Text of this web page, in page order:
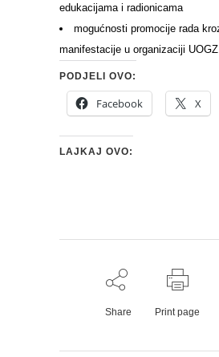
edukacijama i radionicama
mogućnosti promocije rada
manifestacije u organizaciji UOGZ
PODJELI OVO:
Facebook X
LAJKAJ OVO:
Share Print page